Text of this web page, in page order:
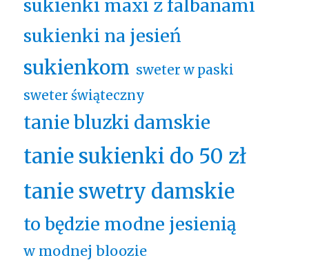
sukienki maxi z falbanami
sukienki na jesień
sukienkom sweter w paski
sweter świąteczny
tanie bluzki damskie
tanie sukienki do 50 zł
tanie swetry damskie
to będzie modne jesienią
w modnej bloozie